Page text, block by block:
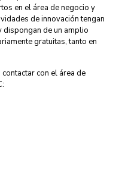
en el área de negocio y
de innovación tengan
dispongan de un amplio
gratuitas, tanto en
con el área de